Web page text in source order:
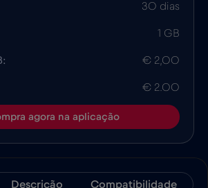
30 dias
1 GB
€ 2,00
€ 2.00
agora na aplicação
Descrição Compatibilidade